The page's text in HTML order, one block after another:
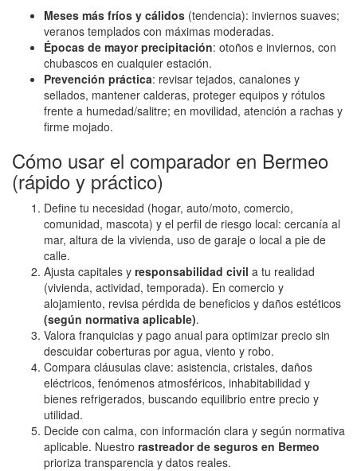
Meses más fríos y cálidos (tendencia): inviernos suaves;
veranos templados con máximas moderadas.
Épocas de mayor precipitación: otoños e inviernos, con
chubascos en cualquier estación.
Prevención práctica: revisar tejados, canalones y
sellados, mantener calderas, proteger equipos y rótulos
frente a humedad/salitre; en movilidad, atención a rachas y
firme mojado.
Cómo usar el comparador en Bermeo
(rápido y práctico)
Define tu necesidad (hogar, auto/moto, comercio,
comunidad, mascota) y el perfil de riesgo local: cercanía al
mar, altura de la vivienda, uso de garaje o local a pie de
calle.
Ajusta capitales y responsabilidad civil a tu realidad
(vivienda, actividad, temporada). En comercio y
alojamiento, revisa pérdida de beneficios y daños estéticos
(según normativa aplicable).
Valora franquicias y pago anual para optimizar precio sin
descuidar coberturas por agua, viento y robo.
Compara cláusulas clave: asistencia, cristales, daños
eléctricos, fenómenos atmosféricos, inhabitabilidad y
bienes refrigerados, buscando equilibrio entre precio y
utilidad.
Decide con calma, con información clara y según normativa
aplicable. Nuestro rastreador de seguros en Bermeo
prioriza transparencia y datos reales.